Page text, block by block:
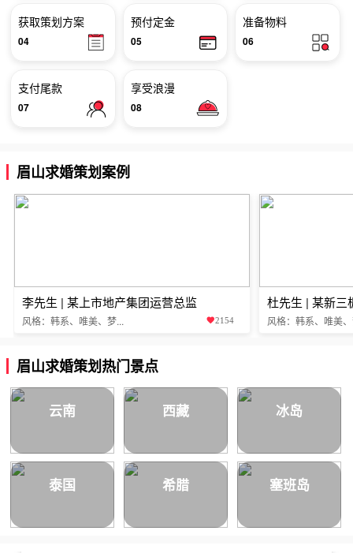
获取策划方案
04
预付定金
05
准备物料
06
支付尾款
07
享受浪漫
08
眉山求婚策划案例
李先生 | 某上市地产集团运营总监
风格：韩系、唯美、梦... 2154
杜先生 | 某新三
风格：韩系、唯美
眉山求婚策划热门景点
云南 西藏 冰岛
泰国 希腊 塞班岛
特爱有品眉山求婚策划公司，于2018年正式成立，是国内